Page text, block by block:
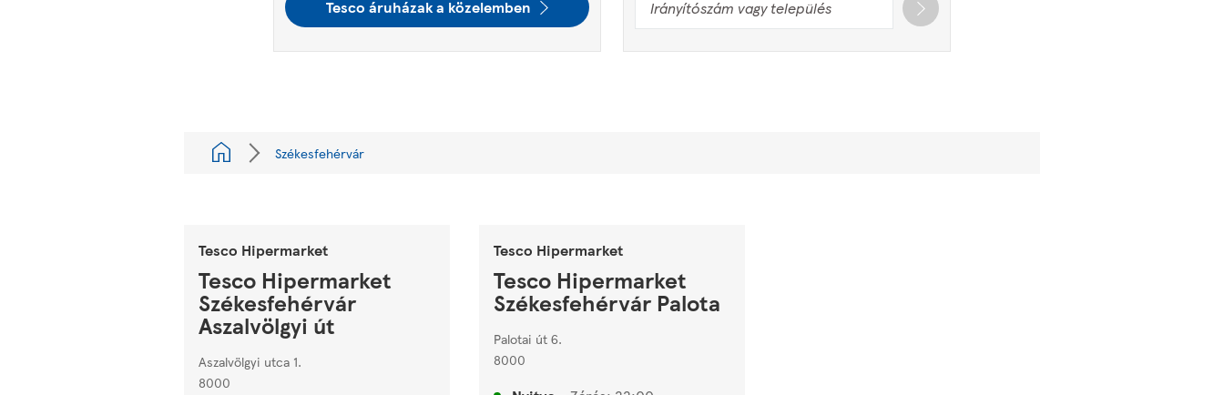
Tesco áruházak a közelemben
Székesfehérvár
Tesco Hipermarket
Tesco Hipermarket
Székesfehérvár
Aszalvölgyi út
Aszalvölgyi utca 1.
8000
Tesco Hipermarket
Tesco Hipermarket
Székesfehérvár Palota
Palotai út 6.
8000